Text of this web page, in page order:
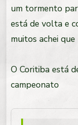
um tormento
está de volta e
muitos achei que
O Coritiba está
campeonato